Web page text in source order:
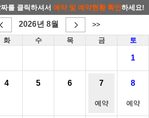
를 클릭하셔서 예약 및 예약현황 확인하세요!
2026년 8월 >>
화 수 목 금 토
1
4 5 6 7
예약
8
예약